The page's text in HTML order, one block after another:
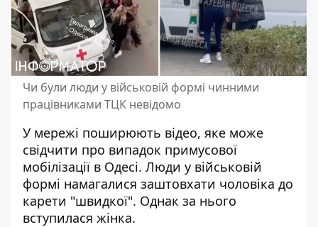
Чи були люди у військовій формі чинними
працівниками ТЦК невідомо
У мережі поширюють відео, яке може
свідчити про випадок примусової
мобілізації в Одесі. Люди у військовій
формі намагалися заштовхати чоловіка до
карети "швидкої". Однак за нього
вступилася жінка.